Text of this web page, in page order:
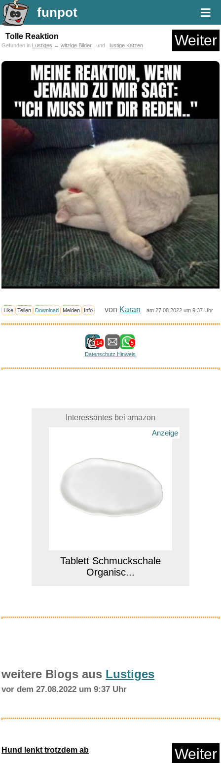
funpot ≡
Tolle Reaktion Weiter
Gefunden in Lustiges → witzige Bilder und lustige Katzen
Like Teilen Download Melden Info von Karan am 27.08.2022 um 9:37 Uhr
14
5
Datenschutz Hinweis
Interessantes bei amazon
Anzeige
Tablett Schmuckschale
Organisc...
weitere Blogs aus Lustiges
vor dem 27.08.2022 um 9:37 Uhr
Hund lenkt trotzdem ab Weiter